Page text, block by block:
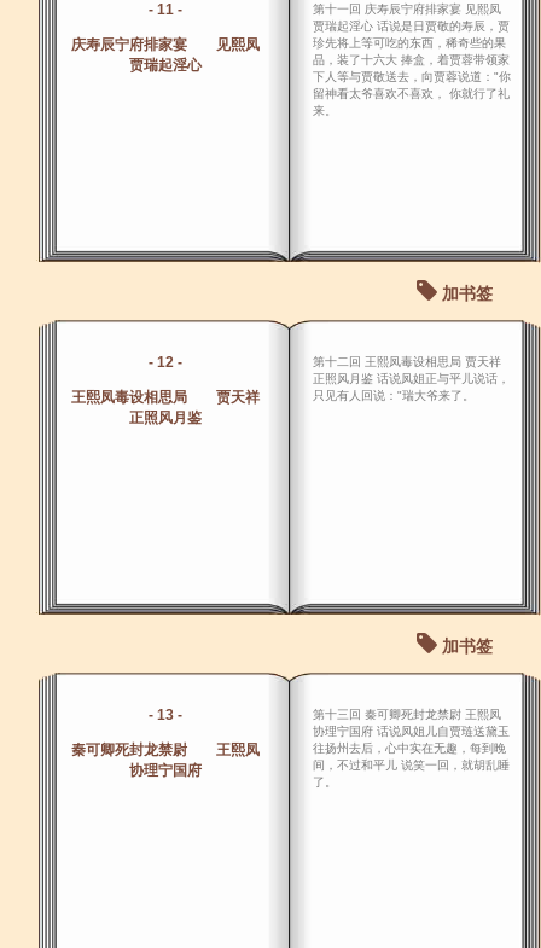
- 11 -
庆寿辰宁府排家宴 见熙凤
贾瑞起淫心
第十一回 庆寿辰宁府排家宴 见熙凤
贾瑞起淫心 话说是日贾敬的寿辰，贾
珍先将上等可吃的东西，稀奇些的果
品，装了十六大 捧盒，着贾蓉带领家
下人等与贾敬送去，向贾蓉说道："你
留神看太爷喜欢不喜欢， 你就行了礼
来。
加书签
- 12 -
王熙凤毒设相思局 贾天祥
正照风月鉴
第十二回 王熙凤毒设相思局 贾天祥
正照风月鉴 话说凤姐正与平儿说话，
只见有人回说："瑞大爷来了。
加书签
- 13 -
秦可卿死封龙禁尉 王熙凤
协理宁国府
第十三回 秦可卿死封龙禁尉 王熙凤
协理宁国府 话说凤姐儿自贾琏送黛玉
往扬州去后，心中实在无趣，每到晚
间，不过和平儿 说笑一回，就胡乱睡
了。